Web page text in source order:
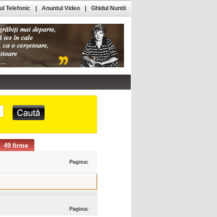
49 firme
Pagina:
Pagina:
Telefonic Anuntul Video Ghidul Nuntii